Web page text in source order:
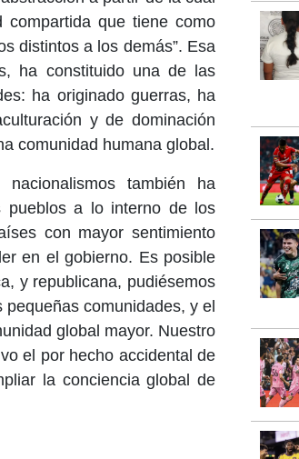
compartida que tiene como
distintos a los demás”. Esa
ha constituido una de las
ha originado guerras, ha
y de dominación
comunidad humana global.
también ha
pueblos a lo interno de los
con mayor sentimiento
en el gobierno. Es posible
y republicana, pudiésemos
comunidades, y el
global mayor. Nuestro
el por hecho accidental de
la conciencia global de